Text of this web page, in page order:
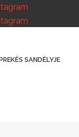
SANDĖLYJE